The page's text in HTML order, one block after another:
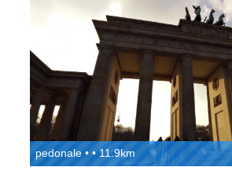
pedonale • • 11.9km